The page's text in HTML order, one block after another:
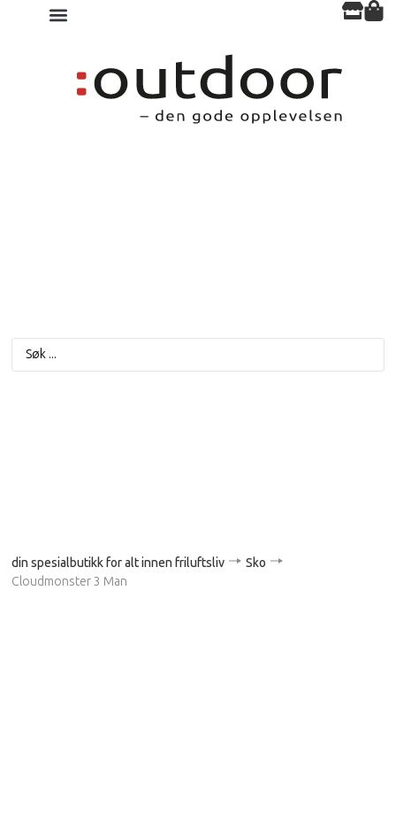
din spesialbutikk for alt innen friluftsliv
Sko
Cloudmonster 3 Man